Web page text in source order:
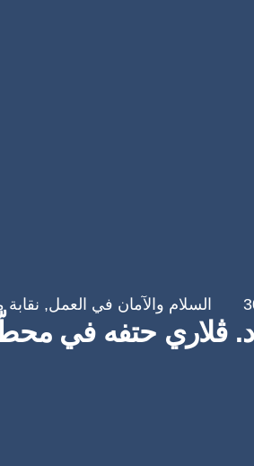
السلام والآمان في العمل, نقابة
د. ڤلاري حتفه في